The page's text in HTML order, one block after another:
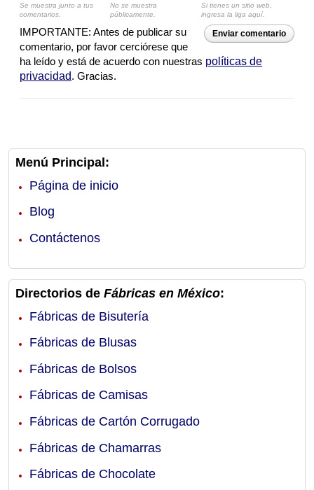
Se muestra junto a tus
comentarios.
No se muestra
públicamente.
Si tienes un sitio web,
ingresa la liga aquí.
Enviar comentario
IMPORTANTE: Antes de publicar su
comentario, por favor cerciórese que
ha leído y está de acuerdo con nuestras políticas de
privacidad. Gracias.
Menú Principal:
Página de inicio
Blog
Contáctenos
Directorios de Fábricas en México:
Fábricas de Bisutería
Fábricas de Blusas
Fábricas de Bolsos
Fábricas de Camisas
Fábricas de Cartón Corrugado
Fábricas de Chamarras
Fábricas de Chocolate